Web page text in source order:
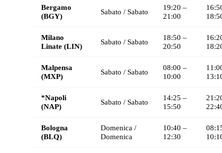
Bergamo
(BGY)
Sabato / Sabato
19:20 –
21:00
Milano
Linate (LIN)
Sabato / Sabato
18:50 –
20:50
Malpensa
(MXP)
Sabato / Sabato
08:00 –
10:00
*Napoli
(NAP)
Sabato / Sabato
14:25 –
15:50
Bologna
(BLQ)
Domenica /
Domenica
10:40 –
12:30